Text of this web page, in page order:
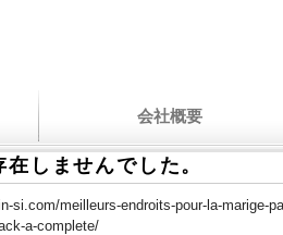
会社概要
しませんでした。
si.com/meilleurs-endroits-pour-la-marige-
a-complete/